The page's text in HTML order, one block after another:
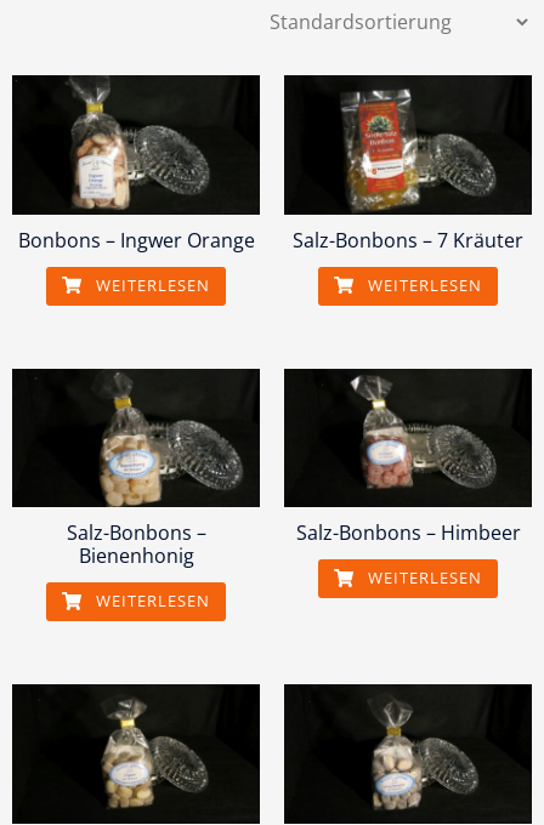
Bonbons – Ingwer Orange
WEITERLESEN
Salz-Bonbons – 7 Kräuter
WEITERLESEN
Salz-Bonbons –
Bienenhonig
WEITERLESEN
Salz-Bonbons – Himbeer
WEITERLESEN